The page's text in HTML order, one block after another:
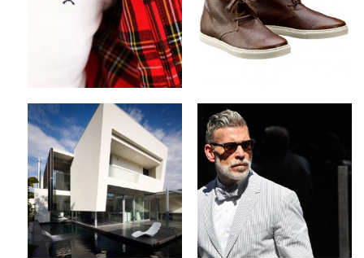
Keine Kommentare
byMEX onAug 20, 2012
Steve Domoney
Architecture x Robinson
Road House in
Melbourne
by MEXon Aug 14, 2012
2 Kommentare
The Modern Man’s
Guide to Beards
byMEXonAug 13, 2012
1 Kommentar